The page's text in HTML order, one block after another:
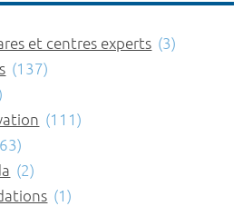
et centres experts (3)
(137)
(111)
(2)
(1)